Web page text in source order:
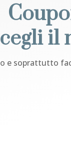
il
e soprattutto